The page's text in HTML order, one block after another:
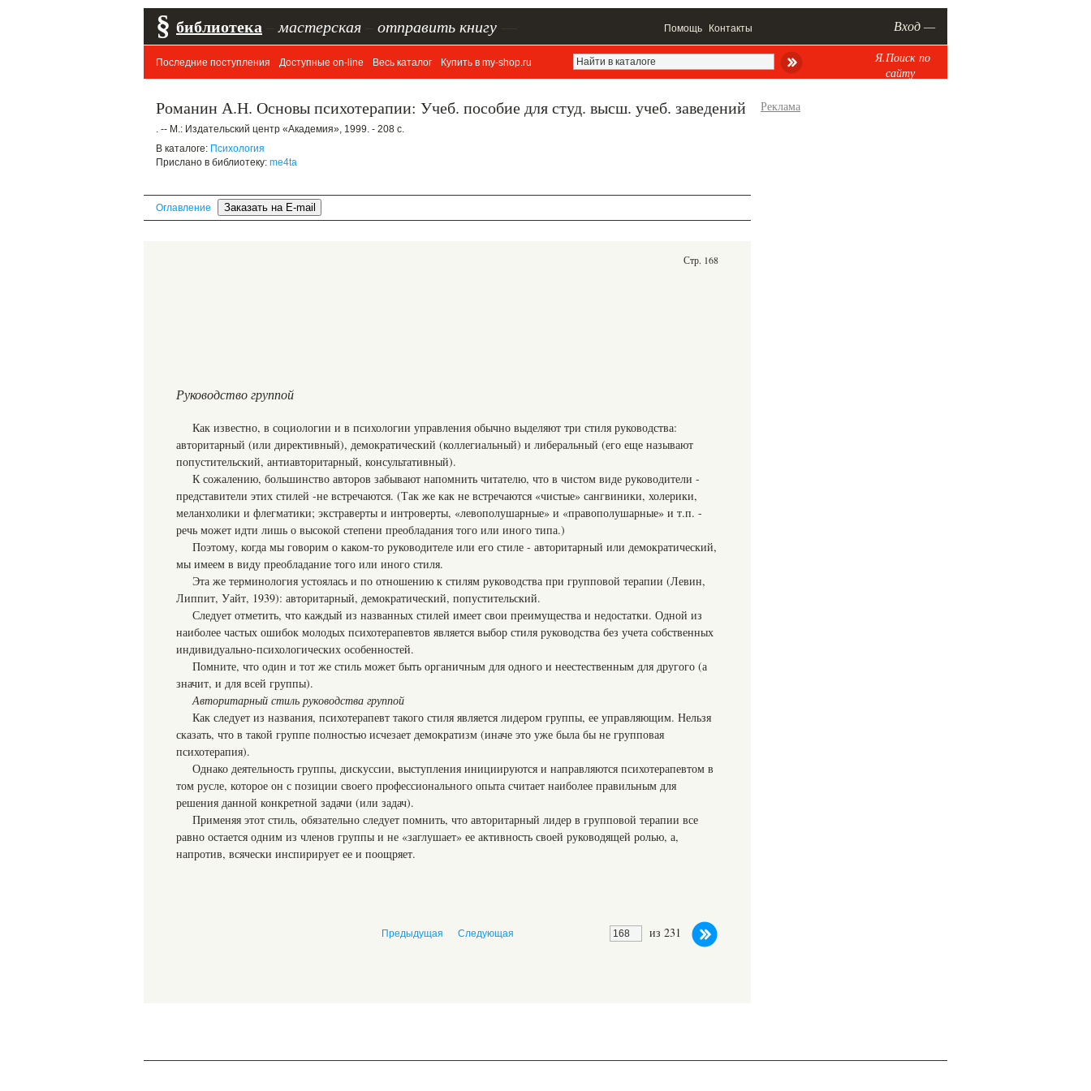
§ библиотека мастерская отправить книгу Помощь Контакты Вход —
Последние поступления Доступные on-line Весь каталог Купить в my-shop.ru
Я.Поиск по
сайту
Романин А.Н. Основы психотерапии: Учеб. пособие для студ. высш. учеб. заведений
. -- М.: Издательский центр «Академия», 1999. - 208 с.
В каталоге: Психология
Прислано в библиотеку: me4ta
Оглавление
Стр. 168
Руководство группой
Как известно, в социологии и в психологии управления обычно выделяют три стиля руководства:
авторитарный (или директивный), демократический (коллегиальный) и либеральный (его еще называют
попустительский, антиавторитарный, консультативный).
К сожалению, большинство авторов забывают напомнить читателю, что в чистом виде руководители -
представители этих стилей -не встречаются. (Так же как не встречаются «чистые» сангвиники, холерики,
меланхолики и флегматики; экстраверты и интроверты, «левополушарные» и «правополушарные» и т.п. -
речь может идти лишь о высокой степени преобладания того или иного типа.)
Поэтому, когда мы говорим о каком-то руководителе или его стиле - авторитарный или демократический,
мы имеем в виду преобладание того или иного стиля.
Эта же терминология устоялась и по отношению к стилям руководства при групповой терапии (Левин,
Липпит, Уайт, 1939): авторитарный, демократический, попустительский.
Следует отметить, что каждый из названных стилей имеет свои преимущества и недостатки. Одной из
наиболее частых ошибок молодых психотерапевтов является выбор стиля руководства без учета собственных
индивидуально-психологических особенностей.
Помните, что один и тот же стиль может быть органичным для одного и неестественным для другого (а
значит, и для всей группы).
Авторитарный стиль руководства группой
Как следует из названия, психотерапевт такого стиля является лидером группы, ее управляющим. Нельзя
сказать, что в такой группе полностью исчезает демократизм (иначе это уже была бы не групповая
психотерапия).
Однако деятельность группы, дискуссии, выступления инициируются и направляются психотерапевтом в
том русле, которое он с позиции своего профессионального опыта считает наиболее правильным для
решения данной конкретной задачи (или задач).
Применяя этот стиль, обязательно следует помнить, что авторитарный лидер в групповой терапии все
равно остается одним из членов группы и не «заглушает» ее активность своей руководящей ролью, а,
напротив, всячески инспирирует ее и поощряет.
из 231
Предыдущая Следующая
Реклама